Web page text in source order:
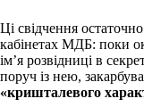
Ці свідчення
кабінетах МДБ: поки
ім’я розвідниці в
поруч із нею,
«кришталевого